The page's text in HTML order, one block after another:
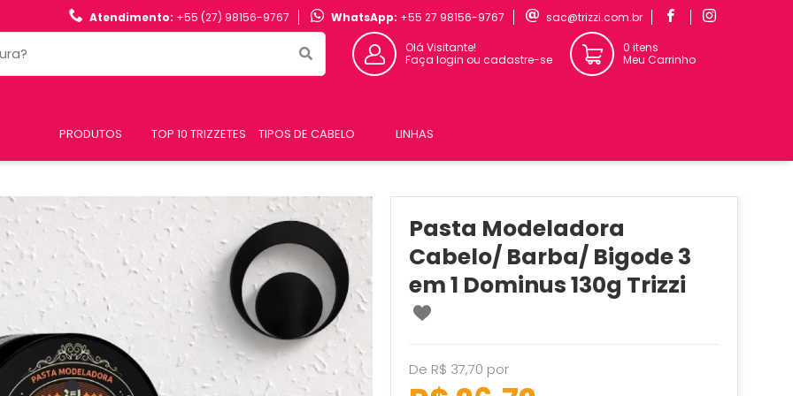
Atendimento: +55 (27) 98156-9767 WhatsApp: +55 27 98156-9767
sac@trizzi.com.br
Olá Visitante!
Faça login ou cadastre-se
0 itens
Meu Carrinho
PRODUTOS TOP 10 TRIZZETES TIPOS DE CABELO LINHAS
Pasta Modeladora
Cabelo/ Barba/ Bigode 3
em 1 Dominus 130g Trizzi
De R$ 37,70 por